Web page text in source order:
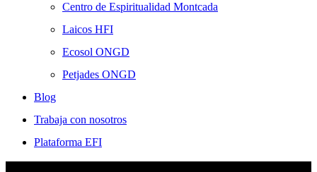
Centro de Espiritualidad Montcada
Laicos HFI
Ecosol ONGD
Petjades ONGD
Blog
Trabaja con nosotros
Plataforma EFI